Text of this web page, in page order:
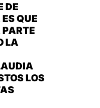
DE
QUE
LA
LOS